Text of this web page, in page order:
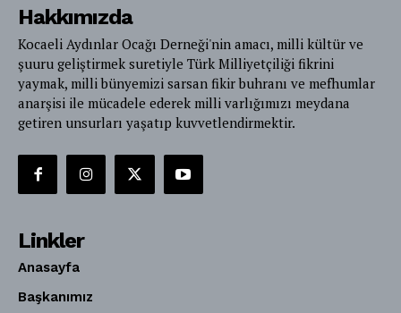
Hakkımızda
Kocaeli Aydınlar Ocağı Derneği'nin amacı, milli kültür ve
şuuru geliştirmek suretiyle Türk Milliyetçiliği fikrini
yaymak, milli bünyemizi sarsan fikir buhranı ve mefhumlar
anarşisi ile mücadele ederek milli varlığımızı meydana
getiren unsurları yaşatıp kuvvetlendirmektir.
Linkler
Anasayfa
Başkanımız